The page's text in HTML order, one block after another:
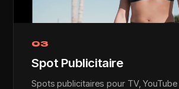
03
Spot Publicitaire
Spots publicitaires pour TV,